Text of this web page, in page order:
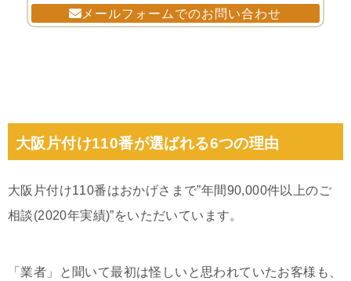
メールフォームでのお問い合わせ
大阪片付け110番が選ばれる6つの理由
大阪片付け110番はおかげさまで”年間90,000件以上のご
相談(2020年実績)”をいただいています。
「業者」と聞いて最初は怪しいと思われていたお客様も、